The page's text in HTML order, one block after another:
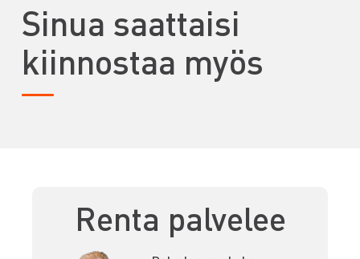
Sinua saattaisi
kiinnostaa myös
Renta palvelee